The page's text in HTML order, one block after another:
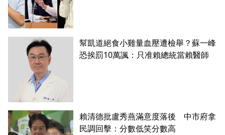
幫凱道絕食小雞量血壓遭檢舉？蘇一峰
恐挨罰10萬諷：只准賴總統當賴醫師
賴清德批盧秀燕滿意度落後 中市府拿
民調回擊：分數低笑分數高